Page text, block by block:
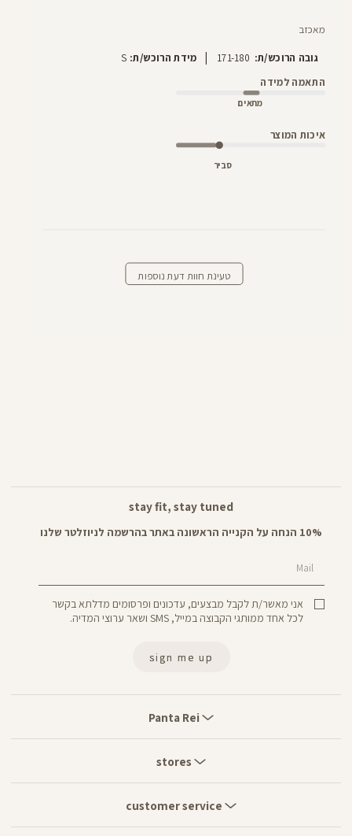
מאכזב
גובה הרוכש/ת: 171-180 מידת הרוכש/ת: S
התאמה למידה
מתאים
איכות המוצר
סביר
טעינת חוות דעת נוספות
Rei
Panta Rei
stores
service
customer service
stay fit, stay tuned
10% הנחה על הקנייה הראשונה באתר בהרשמה לניוזלטר שלנו
Mail
אני מאשר/ת לקבל מבצעים, עדכונים ופרסומים מדלתא בקשר
לכל אחד ממותגי הקבוצה במייל, SMS ושאר ערוצי המדיה.
sign me up